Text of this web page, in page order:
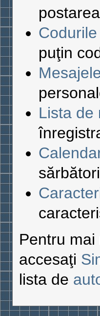
puţin
Lista de
Pentru
accesaţi
lista de